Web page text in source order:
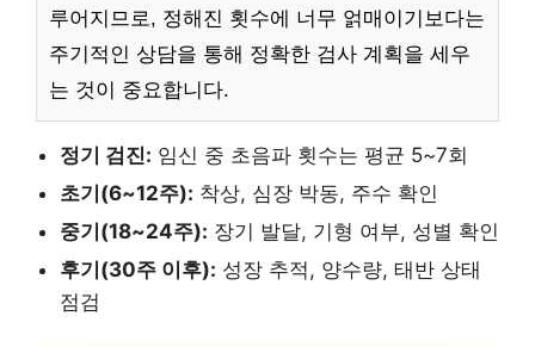
루어지므로, 정해진 횟수에 너무 얽매이기보다는
주기적인 상담을 통해 정확한 검사 계획을 세우
는 것이 중요합니다.
정기 검진: 임신 중 초음파 횟수는 평균 5~7회
초기(6~12주): 착상, 심장 박동, 주수 확인
중기(18~24주): 장기 발달, 기형 여부, 성별 확인
후기(30주 이후): 성장 추적, 양수량, 태반 상태
점검